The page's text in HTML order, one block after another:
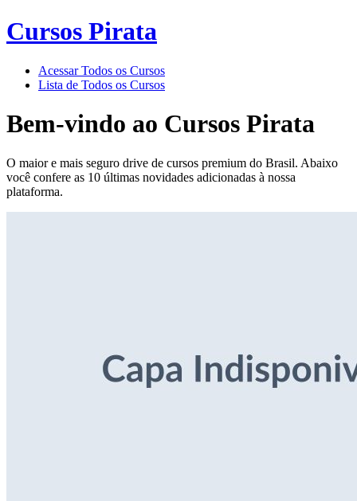
Cursos Pirata
Acessar Todos os Cursos
Lista de Todos os Cursos
Bem-vindo ao Cursos Pirata
O maior e mais seguro drive de cursos premium do Brasil. Abaixo
você confere as 10 últimas novidades adicionadas à nossa
plataforma.